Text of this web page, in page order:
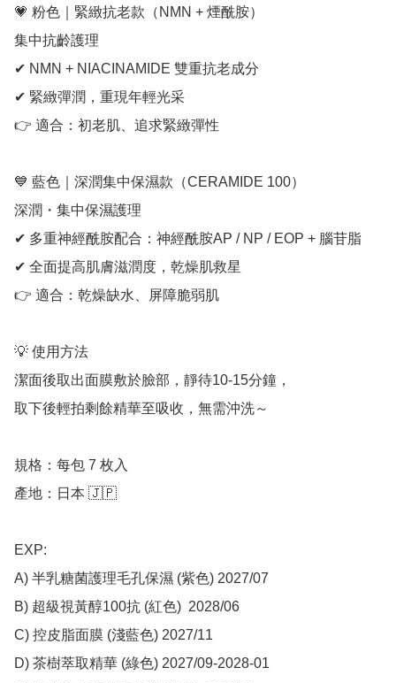
💗 粉色｜緊緻抗老款（NMN + 煙酰胺）
集中抗齡護理
✔ NMN + NIACINAMIDE 雙重抗老成分
✔ 緊緻彈潤，重現年輕光采
👉 適合：初老肌、追求緊緻彈性
💙 藍色｜深潤集中保濕款（CERAMIDE 100）
深潤・集中保濕護理
✔ 多重神經酰胺配合：神經酰胺AP / NP / EOP + 腦苷脂
✔ 全面提高肌膚滋潤度，乾燥肌救星
👉 適合：乾燥缺水、屏障脆弱肌
💡 使用方法
潔面後取出面膜敷於臉部，靜待10-15分鐘，
取下後輕拍剩餘精華至吸收，無需沖洗～
規格：每包 7 枚入
產地：日本 🇯🇵
EXP:
A) 半乳糖菌護理毛孔保濕 (紫色) 2027/07
B) 超級視黃醇100抗 (紅色)  2028/06
C) 控皮脂面膜 (淺藍色) 2027/11
D) 茶樹萃取精華 (綠色) 2027/09-2028-01